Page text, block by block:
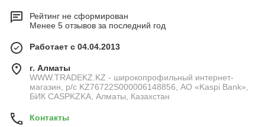
Рейтинг не сформирован
Менее 5 отзывов за последний год
Работает с 04.04.2013
г. Алматы
WWW.TRADEKZ.KZ - широкопрофильный интернет-
магазин, р/с KZ76722S000006148856, АО «Kaspi Bank»,
БИК CASPKZKA, Алматы, Казахстан
Контакты